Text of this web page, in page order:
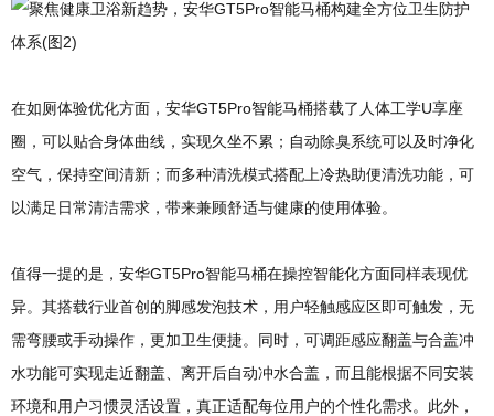
在如厕体验优化方面，安华GT5Pro智能马桶搭载了人体工学U享座
圈，可以贴合身体曲线，实现久坐不累；自动除臭系统可以及时净化
空气，保持空间清新；而多种清洗模式搭配上冷热助便清洗功能，可
以满足日常清洁需求，带来兼顾舒适与健康的使用体验。
值得一提的是，安华GT5Pro智能马桶在操控智能化方面同样表现优
异。其搭载行业首创的脚感发泡技术，用户轻触感应区即可触发，无
需弯腰或手动操作，更加卫生便捷。同时，可调距感应翻盖与合盖冲
水功能可实现走近翻盖、离开后自动冲水合盖，而且能根据不同安装
环境和用户习惯灵活设置，真正适配每位用户的个性化需求。此外，